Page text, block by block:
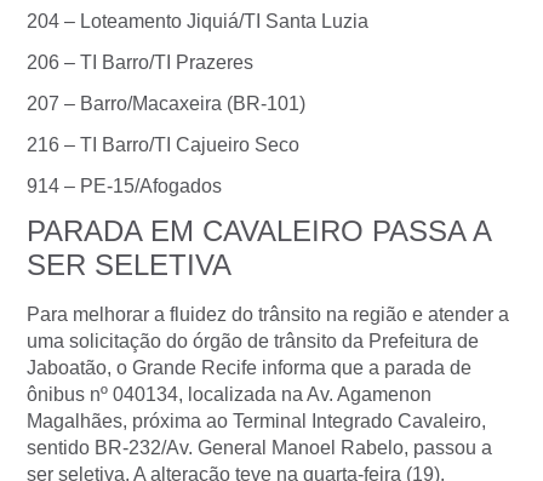
204 – Loteamento Jiquiá/TI Santa Luzia
206 – TI Barro/TI Prazeres
207 – Barro/Macaxeira (BR-101)
216 – TI Barro/TI Cajueiro Seco
914 – PE-15/Afogados
PARADA EM CAVALEIRO PASSA A
SER SELETIVA
Para melhorar a fluidez do trânsito na região e atender a
uma solicitação do órgão de trânsito da Prefeitura de
Jaboatão, o Grande Recife informa que a parada de
ônibus nº 040134, localizada na Av. Agamenon
Magalhães, próxima ao Terminal Integrado Cavaleiro,
sentido BR-232/Av. General Manoel Rabelo, passou a
ser seletiva. A alteração teve na quarta-feira (19).